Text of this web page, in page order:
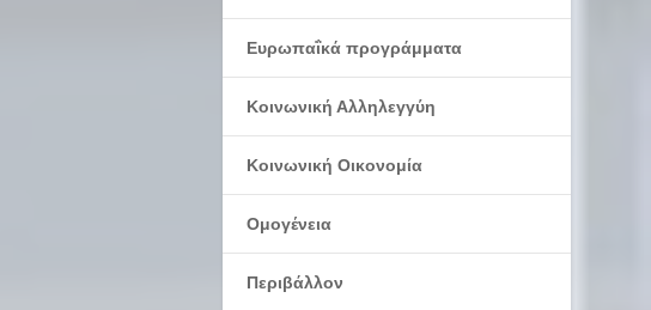
Ευρωπαΐκά προγράμματα
Κοινωνική Αλληλεγγύη
Κοινωνική Οικονομία
Ομογένεια
Περιβάλλον